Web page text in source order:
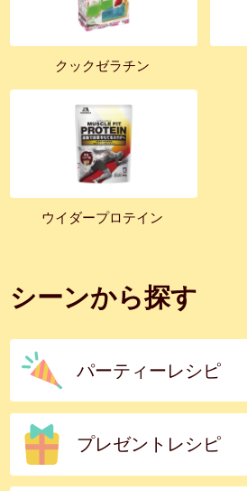
クックゼラチン
ウイダープロテイン
シーンから探す
パーティーレシピ
プレゼントレシピ